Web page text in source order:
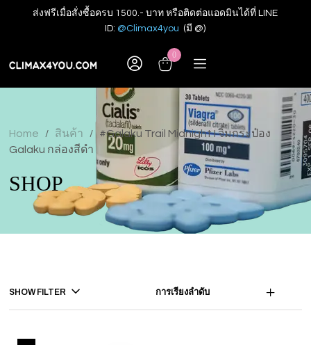
ส่งฟรีเมื่อสั่งซื้อครบ 1500.- บาท หรือติดต่อแอดมินได้ที่ LINE
ID: @Climax4you (มี @)
0
Home / สินค้า /
#Galaku Trail Midnight I จิ๋มกระป๋อง
Galaku กล่องสีดำ
SHOP
SHOW FILTER การเรียงลำดับ